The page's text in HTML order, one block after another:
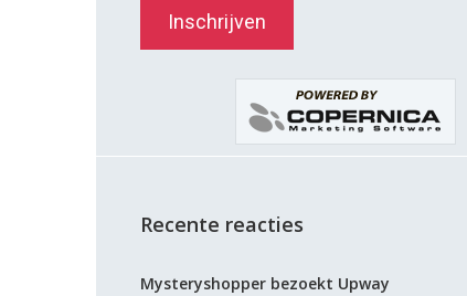
Inschrijven
Recente reacties
Mysteryshopper bezoekt Upway